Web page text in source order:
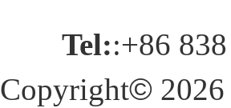
Tel::+86
Copyright© 2026